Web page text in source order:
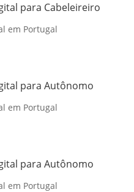
para Cabeleireiro
em Portugal
para Autônomo
em Portugal
para Autônomo
em Portugal